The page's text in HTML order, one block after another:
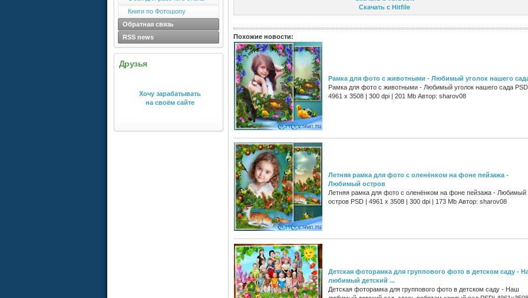
Книги по Фотошопу
Обратная связь
RSS news
Друзья
Хочу зарабатывать
на своём сайте
Скачать с Hitfile
Похожие новости:
Рамка для фото с животными - Любимый уголок нашего
Рамка для фото с животными - Любимый уголок нашего сада
4961 х 3508 | 300 dpi | 201 Mb Автор: sharov08
Летняя рамка для фото с оленёнком на фоне пейзажа -
Любимый остров
Летняя рамка для фото с оленёнком на фоне пейзажа - Любимый
остров PSD | 4961 х 3508 | 300 dpi | 173 Mb Автор: sharov08
Детская фоторамка для группового фото в детском саду -
любимый детский ...
Детская фоторамка для группового фото в детском саду - Наш